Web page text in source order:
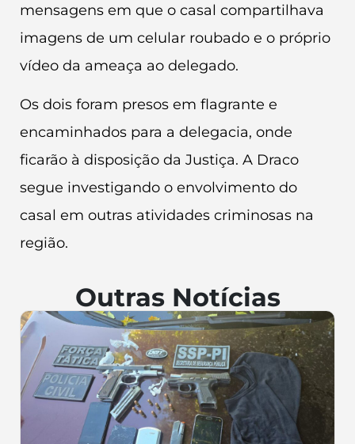
mensagens em que o casal compartilhava
imagens de um celular roubado e o próprio
vídeo da ameaça ao delegado.
Os dois foram presos em flagrante e
encaminhados para a delegacia, onde
ficarão à disposição da Justiça. A Draco
segue investigando o envolvimento do
casal em outras atividades criminosas na
região.
Outras Notícias